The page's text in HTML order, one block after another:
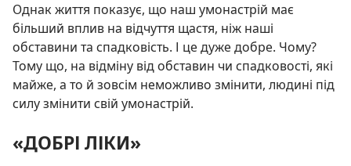
Однак життя показує, що наш умонастрій має
більший вплив на відчуття щастя, ніж наші
обставини та спадковість. І це дуже добре. Чому?
Тому що, на відміну від обставин чи спадковості, які
майже, а то й зовсім неможливо змінити, людині під
силу змінити свій умонастрій.
«ДОБРІ ЛІКИ»